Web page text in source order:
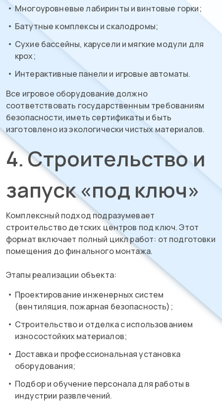
Многоуровневые лабиринты и винтовые горки;
Батутные комплексы и скалодромы;
Сухие бассейны, карусели и мягкие модули для
крох;
Интерактивные панели и игровые автоматы.
Все игровое оборудование должно
соответствовать государственным требованиям
безопасности, иметь сертификаты и быть
изготовлено из экологически чистых материалов.
4. Строительство и
запуск «под ключ»
Комплексный подход подразумевает
строительство детских центров под ключ. Этот
формат включает полный цикл работ: от подготовки
помещения до финального монтажа.
Этапы реализации объекта:
Проектирование инженерных систем
(вентиляция, пожарная безопасность);
Строительство и отделка с использованием
износостойких материалов;
Доставка и профессиональная установка
оборудования;
Подбор и обучение персонала для работы в
индустрии развлечений.